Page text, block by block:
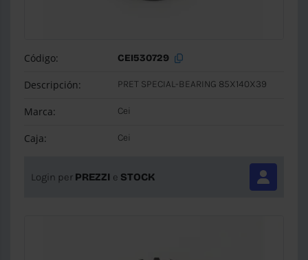
Código: CEI530729
Descripción: PRET SPECIAL-BEARING 85X140X39
Marca: Cei
Caja: Cei
Login per PREZZI e STOCK